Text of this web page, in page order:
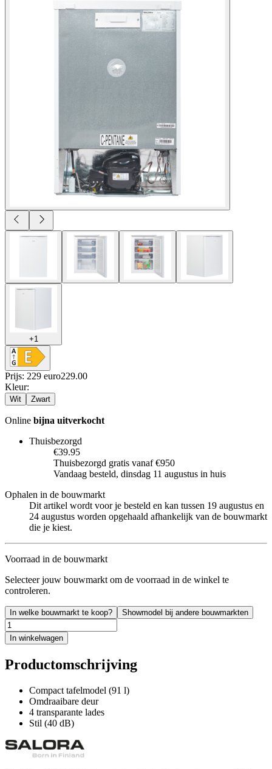
+1
Prijs: 229 euro229.00
Kleur:
Wit Zwart
Online bijna uitverkocht
Thuisbezorgd
€39.95
Thuisbezorgd gratis vanaf €950
Vandaag besteld, dinsdag 11 augustus in huis
Ophalen in de bouwmarkt
Dit artikel wordt voor je besteld en kan tussen 19 augustus en
24 augustus worden opgehaald afhankelijk van de bouwmarkt
die je kiest.
Voorraad in de bouwmarkt
Selecteer jouw bouwmarkt om de voorraad in de winkel te
controleren.
In welke bouwmarkt te koop? Showmodel bij andere bouwmarkten
In winkelwagen
Productomschrijving
Compact tafelmodel (91 l)
Omdraaibare deur
4 transparante lades
Stil (40 dB)